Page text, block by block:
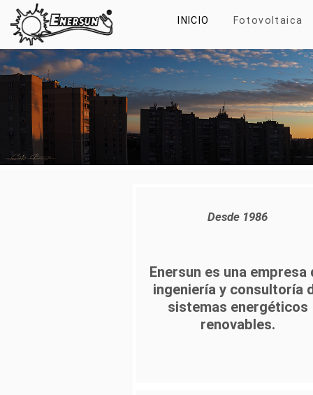
INICIO Fotovoltaica
Desde 1986
Enersun es una empresa
ingeniería y consultoría
sistemas energéticos
renovables.